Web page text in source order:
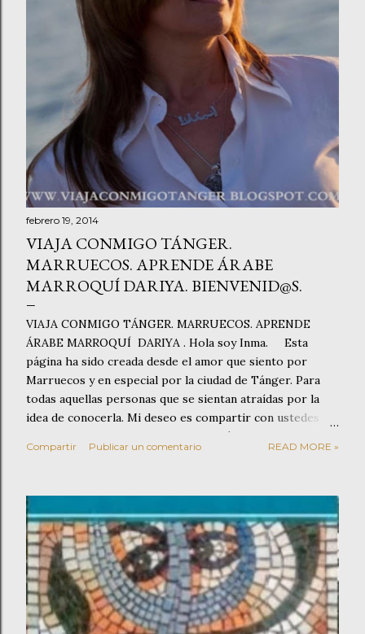
febrero 19, 2014
VIAJA CONMIGO TÁNGER.
MARRUECOS. APRENDE ÁRABE
MARROQUÍ DARIYA. BIENVENID@S.
VIAJA CONMIGO TÁNGER. MARRUECOS. APRENDE
ÁRABE MARROQUÍ DARIYA . Hola soy Inma. Esta
página ha sido creada desde el amor que siento por
Marruecos y en especial por la ciudad de Tánger. Para
todas aquellas personas que se sientan atraídas por la
idea de conocerla. Mi deseo es compartir con ustedes
mis conocimientos y experiencias. Tánger es una ciudad
fascinante que os sorprenderá por su hospitalidad y por
cabe destacar la visita a su Kasbah o pasear por el zoco
donde poder disfrutar de su artesanía, de sus olores a
especias o saborear un buen té. También propongo una
visita a las míticas Cuevas de Hércules y a su famoso Café
Hafa. Otra de las opciones que ofrece esta ciudad es la
escasa distancia que existe entre ella y Asilah. Esto invita
a ampliar la visita para poder pasar también un día
completo disfrutando de Asilah, sus calles, su zoco y su
Compartir Publicar un comentario READ MORE »